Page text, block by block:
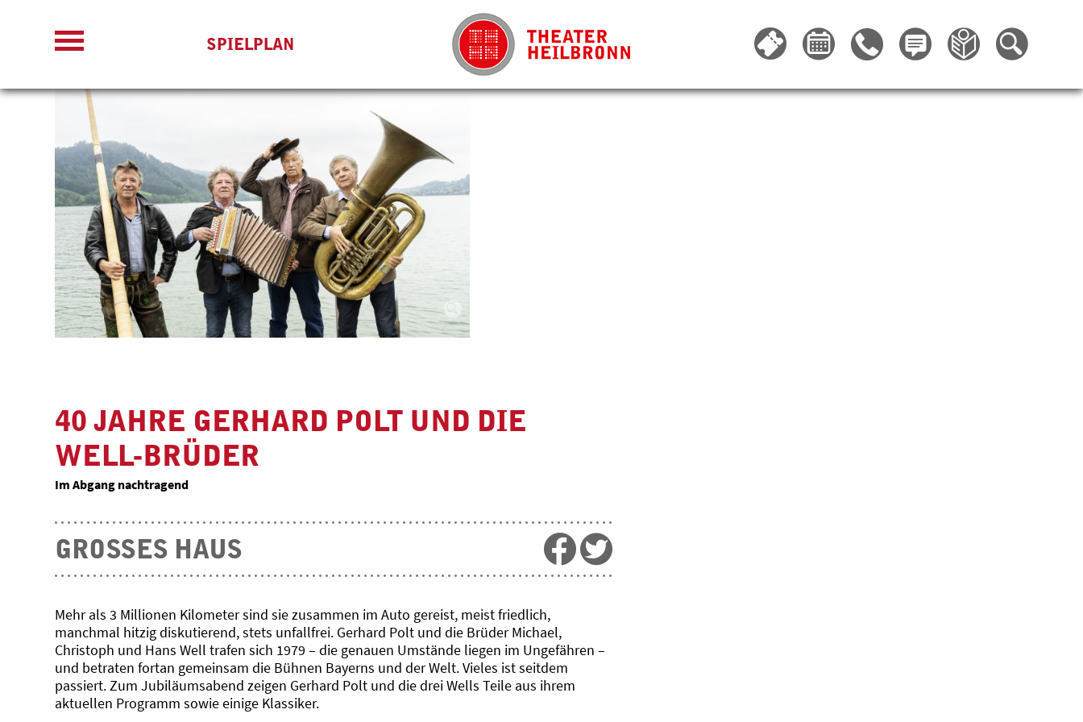
SPIELPLAN
40 JAHRE GERHARD POLT UND DIE
WELL-BRÜDER
Im Abgang nachtragend
GROSSES HAUS
Mehr als 3 Millionen Kilometer sind sie zusammen im Auto gereist, meist friedlich,
manchmal hitzig diskutierend, stets unfallfrei. Gerhard Polt und die Brüder Michael,
Christoph und Hans Well trafen sich 1979 – die genauen Umstände liegen im Ungefähren –
und betraten fortan gemeinsam die Bühnen Bayerns und der Welt. Vieles ist seitdem
passiert. Zum Jubiläumsabend zeigen Gerhard Polt und die drei Wells Teile aus ihrem
aktuellen Programm sowie einige Klassiker.